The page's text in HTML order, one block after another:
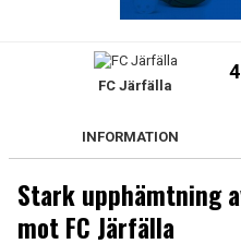
BILDGALLERI
ARKIV 2024-23
ARKIV 2022-20
FC Järfälla
INFORMATION
Stark upphämtning
mot FC Järfälla